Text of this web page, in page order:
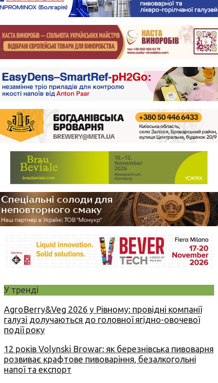
У тренді
AgroBerry&Veg 2026 у Рівному: провідні компанії
галузі долучаються до головної ягідно-овочевої
події року
12 років Volynski Browar: як березнівська пивоварня
розвиває крафтове пивоваріння, безалкогольні
напої та експорт